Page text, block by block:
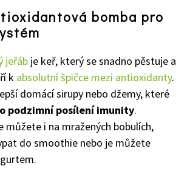
bomba pro
jeřáb je keř, který se snadno pěstuje a
k absolutní špičce mezi antioxidanty.
domácí sirupy nebo džemy, které
podzimní posílení imunity.
můžete i na mražených bobulích,
do smoothie nebo je můžete